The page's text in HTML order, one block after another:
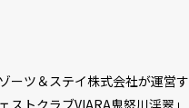
ーツ＆ステイ株式会社が運営す
トクラブVIARA鬼怒川渓翠」